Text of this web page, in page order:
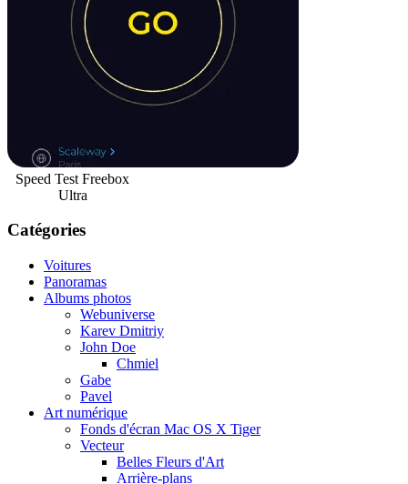
Speed Test Freebox
Ultra
Catégories
Voitures
Panoramas
Albums photos
Webuniverse
Karev Dmitriy
John Doe
Chmiel
Gabe
Pavel
Art numérique
Fonds d'écran Mac OS X Tiger
Vecteur
Belles Fleurs d'Art
Arrière-plans